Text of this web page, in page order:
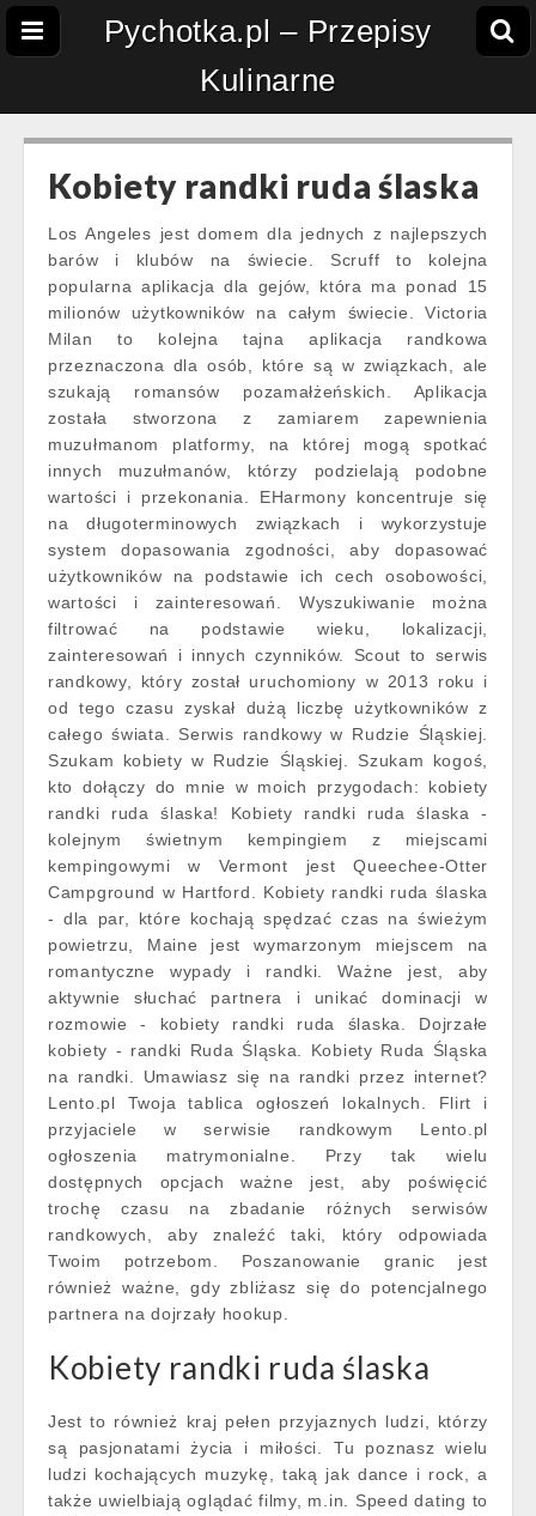
Pychotka.pl – Przepisy
Kulinarne
Kobiety randki ruda ślaska
Los Angeles jest domem dla jednych z najlepszych
barów i klubów na świecie. Scruff to kolejna
popularna aplikacja dla gejów, która ma ponad 15
milionów użytkowników na całym świecie. Victoria
Milan to kolejna tajna aplikacja randkowa
przeznaczona dla osób, które są w związkach, ale
szukają romansów pozamałżeńskich. Aplikacja
została stworzona z zamiarem zapewnienia
muzułmanom platformy, na której mogą spotkać
innych muzułmanów, którzy podzielają podobne
wartości i przekonania. EHarmony koncentruje się
na długoterminowych związkach i wykorzystuje
system dopasowania zgodności, aby dopasować
użytkowników na podstawie ich cech osobowości,
wartości i zainteresowań. Wyszukiwanie można
filtrować na podstawie wieku, lokalizacji,
zainteresowań i innych czynników. Scout to serwis
randkowy, który został uruchomiony w 2013 roku i
od tego czasu zyskał dużą liczbę użytkowników z
całego świata. Serwis randkowy w Rudzie Śląskiej.
Szukam kobiety w Rudzie Śląskiej. Szukam kogoś,
kto dołączy do mnie w moich przygodach: kobiety
randki ruda ślaska! Kobiety randki ruda ślaska -
kolejnym świetnym kempingiem z miejscami
kempingowymi w Vermont jest Queechee-Otter
Campground w Hartford. Kobiety randki ruda ślaska
- dla par, które kochają spędzać czas na świeżym
powietrzu, Maine jest wymarzonym miejscem na
romantyczne wypady i randki. Ważne jest, aby
aktywnie słuchać partnera i unikać dominacji w
rozmowie - kobiety randki ruda ślaska. Dojrzałe
kobiety - randki Ruda Śląska. Kobiety Ruda Śląska
na randki. Umawiasz się na randki przez internet?
Lento.pl Twoja tablica ogłoszeń lokalnych. Flirt i
przyjaciele w serwisie randkowym Lento.pl
ogłoszenia matrymonialne. Przy tak wielu
dostępnych opcjach ważne jest, aby poświęcić
trochę czasu na zbadanie różnych serwisów
randkowych, aby znaleźć taki, który odpowiada
Twoim potrzebom. Poszanowanie granic jest
również ważne, gdy zbliżasz się do potencjalnego
partnera na dojrzały hookup.
Kobiety randki ruda ślaska
Jest to również kraj pełen przyjaznych ludzi, którzy
są pasjonatami życia i miłości. Tu poznasz wielu
ludzi kochających muzykę, taką jak dance i rock, a
także uwielbiają oglądać filmy, m.in. Speed dating to